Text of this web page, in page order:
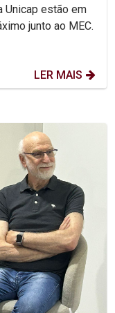
Unicap estão em
junto ao MEC.
LER MAIS